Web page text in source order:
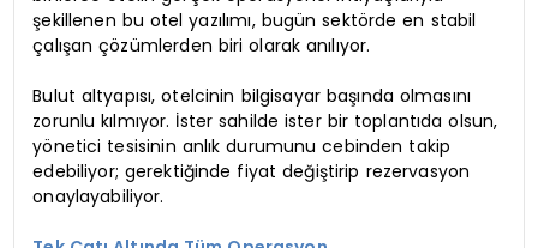
şekillenen bu otel yazılımı, bugün sektörde en stabil
çalışan çözümlerden biri olarak anılıyor.
Bulut altyapısı, otelcinin bilgisayar başında olmasını
zorunlu kılmıyor. İster sahilde ister bir toplantıda olsun,
yönetici tesisinin anlık durumunu cebinden takip
edebiliyor; gerektiğinde fiyat değiştirip rezervasyon
onaylayabiliyor.